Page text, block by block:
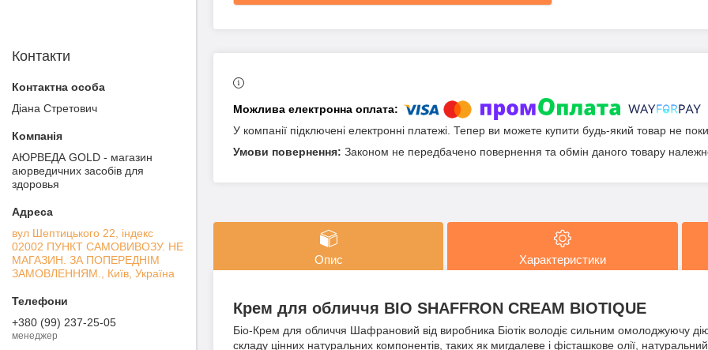
У компанії підключені електронні платежі. Тепер ви можете купити будь-який товар не
Законом не передбачено повернення та обмін даного товару
Опис Характеристики
Крем для обличчя BIO SHAFFRON CREAM BIOTIQUE
Біо-Крем для обличчя Шафрановий від виробника Біотік володіє сильним омолоджуючу
складу цінних натуральних компонентів, таких як мигдалеве і фісташкове олії,
Контакти
Діана Cтретович
АЮРВЕДА GOLD - магазин
аюрведичних засобів для
здоровья
вул Шептицького 22, індекс
02002 ПУНКТ САМОВИВОЗУ. НЕ
МАГАЗИН. ЗА ПОПЕРЕДНІМ
ЗАМОВЛЕННЯМ., Київ, Україна
+380 (99) 237-25-05
менеджер